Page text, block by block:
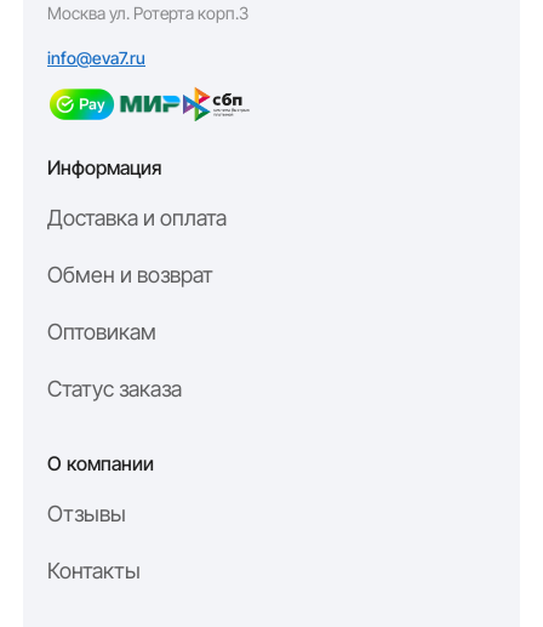
Москва ул. Ротерта корп.3
info@eva7.ru
Информация
Доставка и оплата
Обмен и возврат
Оптовикам
Статус заказа
О компании
Отзывы
Контакты